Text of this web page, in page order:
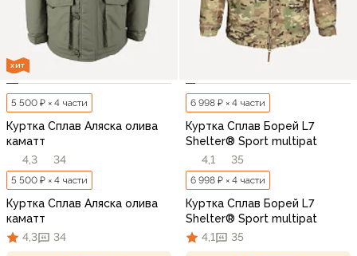
ХИТ
5 500 ₽ × 4 части
Куртка Сплав Аляска олива
каматт
4,3
34
5 500 ₽ × 4 части
Куртка Сплав Аляска олива
каматт
4,3
34
6 998 ₽ × 4 части
Куртка Сплав Борей L7
Shelter® Sport multipat
4,1
35
6 998 ₽ × 4 части
Куртка Сплав Борей L7
Shelter® Sport multipat
4,1
35